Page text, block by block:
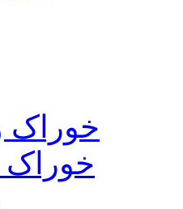
خوراک
خوراک